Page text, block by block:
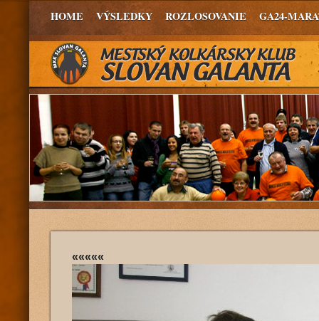
HOME VÝSLEDKY ROZLOSOVANIE GA24-
«««««